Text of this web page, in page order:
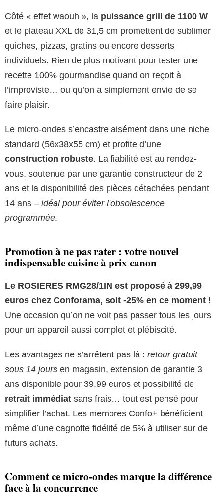
Côté « effet waouh », la puissance grill de 1100 W
et le plateau XXL de 31,5 cm promettent de sublimer
quiches, pizzas, gratins ou encore desserts
individuels. Rien de plus motivant pour tester une
recette 100% gourmandise quand on reçoit à
l’improviste… ou qu’on a simplement envie de se
faire plaisir.
Le micro-ondes s’encastre aisément dans une niche
standard (56x38x55 cm) et profite d’une
construction robuste. La fiabilité est au rendez-
vous, soutenue par une garantie constructeur de 2
ans et la disponibilité des pièces détachées pendant
14 ans – idéal pour éviter l’obsolescence
programmée.
Promotion à ne pas rater : votre nouvel
indispensable cuisine à prix canon
Le ROSIERES RMG28/1IN est proposé à 299,99
euros chez Conforama, soit -25% en ce moment !
Une occasion qu’on ne voit pas passer tous les jours
pour un appareil aussi complet et plébiscité.
Les avantages ne s’arrêtent pas là : retour gratuit
sous 14 jours en magasin, extension de garantie 3
ans disponible pour 39,99 euros et possibilité de
retrait immédiat sans frais… tout est pensé pour
simplifier l’achat. Les membres Confo+ bénéficient
même d’une cagnotte fidélité de 5% à utiliser sur de
futurs achats.
Comment ce micro-ondes marque la différence
face à la concurrence